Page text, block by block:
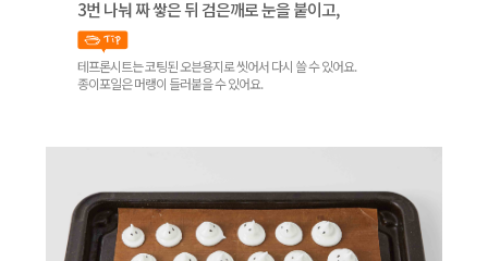
3번 나눠 짜 쌓은 뒤 검은깨로 눈을 붙이고,
테프론시트는 코팅된 오븐용지로 씻어서 다시 쓸 수 있어요.
종이포일은 머랭이 들러붙을 수 있어요.